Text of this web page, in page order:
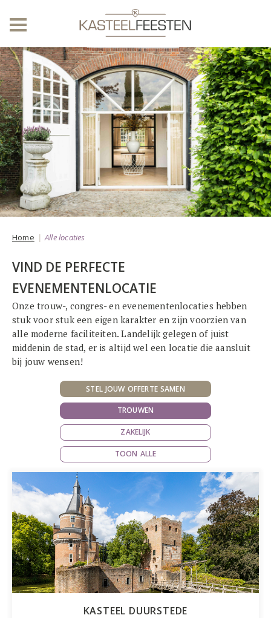
Home Alle locaties
VIND DE PERFECTE
EVENEMENTENLOCATIE
Onze trouw-, congres- en evenementenlocaties hebben
stuk voor stuk een eigen karakter en zijn voorzien van
alle moderne faciliteiten. Landelijk gelegen of juist
middenin de stad, er is altijd wel een locatie die aansluit
bij jouw wensen!
STEL JOUW OFFERTE SAMEN
TROUWEN
ZAKELIJK
TOON ALLE
KASTEEL DUURSTEDE